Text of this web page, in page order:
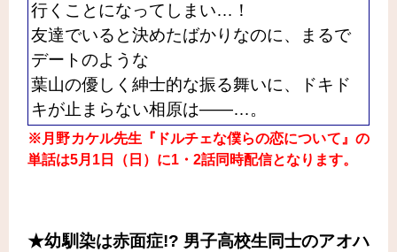
行くことになってしまい…！
友達でいると決めたばかりなのに、まるで
デートのような
葉山の優しく紳士的な振る舞いに、ドキド
キが止まらない相原は――…。
※月野カケル先生『ドルチェな僕らの恋について』の
単話は5月1日（日）に1・2話同時配信となります。
★幼馴染は赤面症!? 男子高校生同士のアオハ